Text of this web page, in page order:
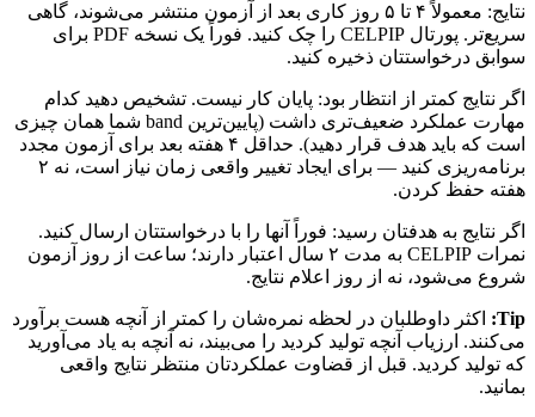
نتایج: معمولاً ۴ تا ۵ روز کاری بعد از آزمون منتشر می‌شوند، گاهی
سریع‌تر. پورتال CELPIP را چک کنید. فوراً یک نسخه PDF برای
سوابق درخواستتان ذخیره کنید.
اگر نتایج کمتر از انتظار بود: پایان کار نیست. تشخیص دهید کدام
مهارت عملکرد ضعیف‌تری داشت (پایین‌ترین band شما همان چیزی
است که باید هدف قرار دهید). حداقل ۴ هفته بعد برای آزمون مجدد
برنامه‌ریزی کنید — برای ایجاد تغییر واقعی زمان نیاز است، نه ۲
هفته حفظ کردن.
اگر نتایج به هدفتان رسید: فوراً آنها را با درخواستتان ارسال کنید.
نمرات CELPIP به مدت ۲ سال اعتبار دارند؛ ساعت از روز آزمون
شروع می‌شود، نه از روز اعلام نتایج.
Tip:
اکثر داوطلبان در لحظه نمره‌شان را کمتر از آنچه هست برآورد
می‌کنند. ارزیاب آنچه تولید کردید را می‌بیند، نه آنچه به یاد می‌آورید
که تولید کردید. قبل از قضاوت عملکردتان منتظر نتایج واقعی
بمانید.